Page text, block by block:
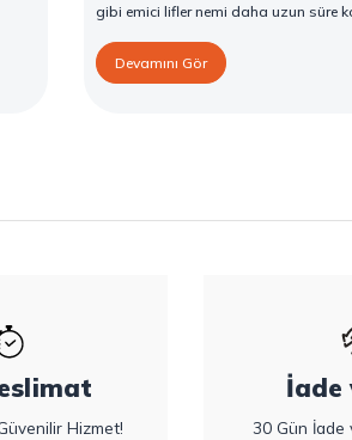
gibi emici lifler nemi daha uzun süre
doğru kapatılması hava girişini
yatay şekilde saklanması kuruma
Devamını Gör
Hizmet!
İade
30 Gün İade